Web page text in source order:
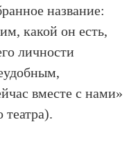
название:
какой он есть,
личности
вместе с нами»
театра).